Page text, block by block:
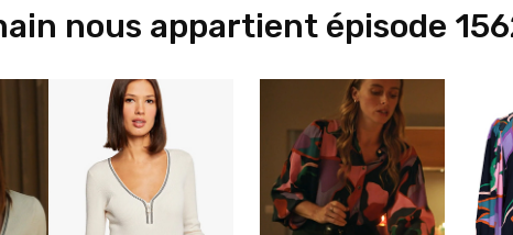
nous appartient épisode